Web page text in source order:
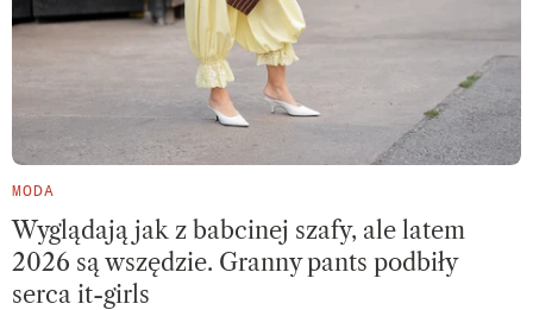
MODA
Wyglądają jak z babcinej szafy, ale latem
2026 są wszędzie. Granny pants podbiły
serca it-girls